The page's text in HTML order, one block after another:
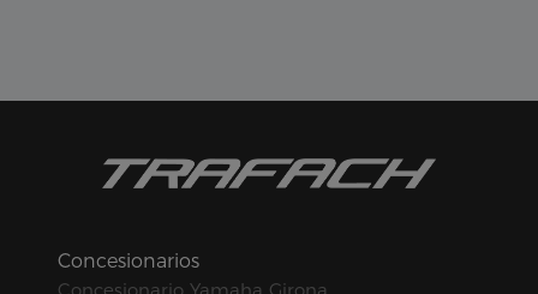
Concesionarios
Concesionario Yamaha Girona